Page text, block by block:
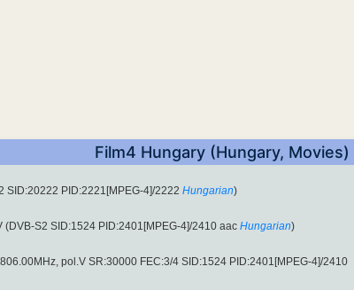
Film4 Hungary (Hungary, Movies)
SID:20222 PID:2221[MPEG-4]/2222 Hungarian)
S2 SID:1524 PID:2401[MPEG-4]/2410 aac Hungarian)
pol.V SR:30000 FEC:3/4 SID:1524 PID:2401[MPEG-4]/2410